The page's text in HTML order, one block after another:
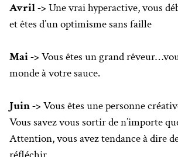
Avril -> Une vrai hyperactive, vous
et êtes d’un optimisme sans faille
Mai -> Vous êtes un grand
monde à votre sauce.
Juin -> Vous êtes une personne
Vous savez vous sortir de n’importe
Attention, vous avez tendance à dire